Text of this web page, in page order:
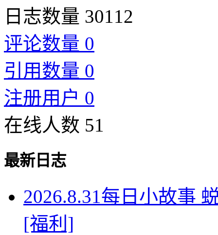
日志数量 30112
评论数量 0
引用数量 0
注册用户 0
在线人数 51
最新日志
2026.8.31每日小故事
[福利]